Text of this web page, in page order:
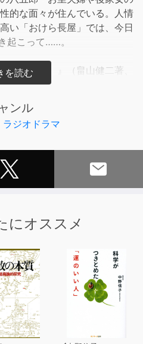
的な面々が住んでいる。人情
い「おけら長屋」では、今日
起こって……。
屋（十八）』（畠山健二著、
ード「その参 さいころ」を
月3日にIBC岩手放送「ラ
ンル
ジオドラマ
にオススメ